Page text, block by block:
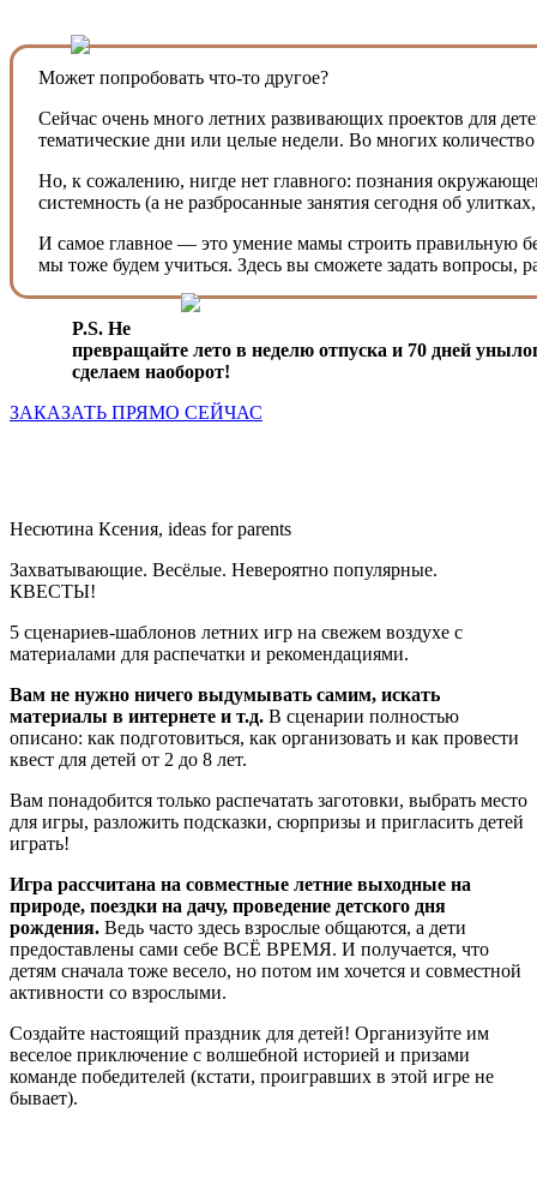
Может попробовать что-то другое?
Сейчас очень много летних развивающих проектов для
тематические дни или целые недели. Во многих
Но, к сожалению, нигде нет главного: познания
системность (а не разбросанные занятия сегодня об
И самое главное — это умение мамы строить правильную
мы тоже будем учиться. Здесь вы сможете задать вопросы,
P.S. Не
превращайте лето в неделю отпуска и 70 дней
сделаем наоборот!
ЗАКАЗАТЬ ПРЯМО СЕЙЧАС
Несютина Ксения, ideas for parents
Захватывающие. Весёлые. Невероятно популярные.
КВЕСТЫ!
5 сценариев-шаблонов летних игр на свежем воздухе с
материалами для распечатки и рекомендациями.
Вам не нужно ничего выдумывать самим, искать
материалы в интернете и т.д. В сценарии полностью
описано: как подготовиться, как организовать и как провести
квест для детей от 2 до 8 лет.
Вам понадобится только распечатать заготовки, выбрать место
для игры, разложить подсказки, сюрпризы и пригласить детей
играть!
Игра рассчитана на совместные летние выходные на
природе, поездки на дачу, проведение детского дня
рождения. Ведь часто здесь взрослые общаются, а дети
предоставлены сами себе ВСЁ ВРЕМЯ. И получается, что
детям сначала тоже весело, но потом им хочется и совместной
активности со взрослыми.
Создайте настоящий праздник для детей! Организуйте им
веселое приключение с волшебной историей и призами
команде победителей (кстати, проигравших в этой игре не
бывает).